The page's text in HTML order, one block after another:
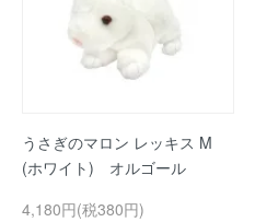
うさぎのマロン レッキス M
(ホワイト) オルゴール
4,180円(税380円)